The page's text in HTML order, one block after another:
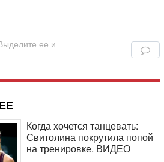
Когда хочется танцевать:
Свитолина покрутила попой
на тренировке. ВИДЕО